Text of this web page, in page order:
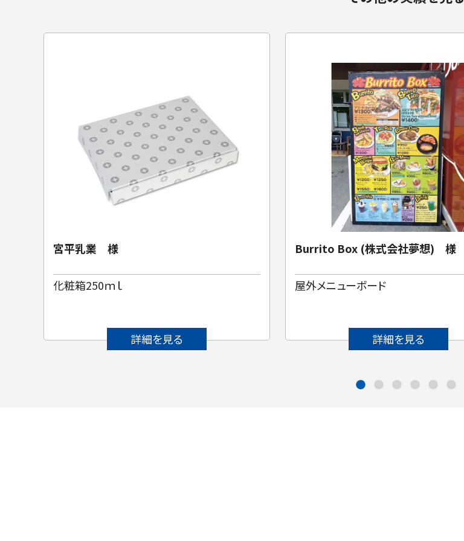
宮平乳業 様
化粧箱250ｍｌ
詳細を見る
Burrito Box (株式会社夢想) 様
屋外メニューボード
詳細を見る